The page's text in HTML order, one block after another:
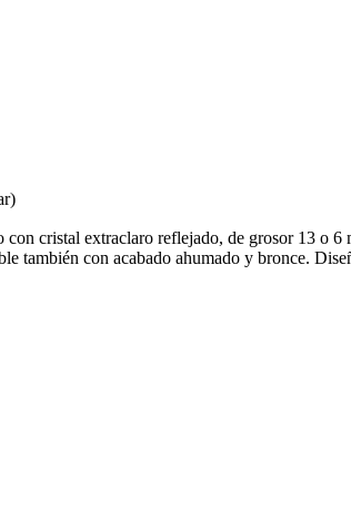
cristal extraclaro reflejado, de grosor 13 o
también con acabado ahumado y bronce.